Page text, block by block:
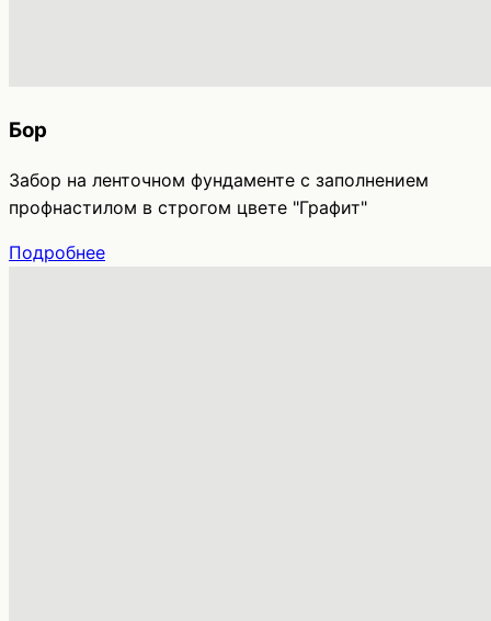
Бор
Забор на ленточном фундаменте с заполнением
профнастилом в строгом цвете "Графит"
Подробнее